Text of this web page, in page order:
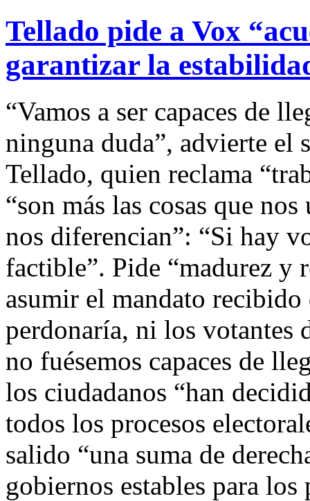
Tellado pide a Vox
garantizar la
“Vamos a ser capaces de
ninguna duda”, advierte el
Tellado, quien reclama
“son más las cosas que
nos diferencian”: “Si hay
factible”. Pide “madurez y
asumir el mandato recibido
perdonaría, ni los votantes
no fuésemos capaces de
los ciudadanos “han
todos los procesos
salido “una suma de
gobiernos estables para